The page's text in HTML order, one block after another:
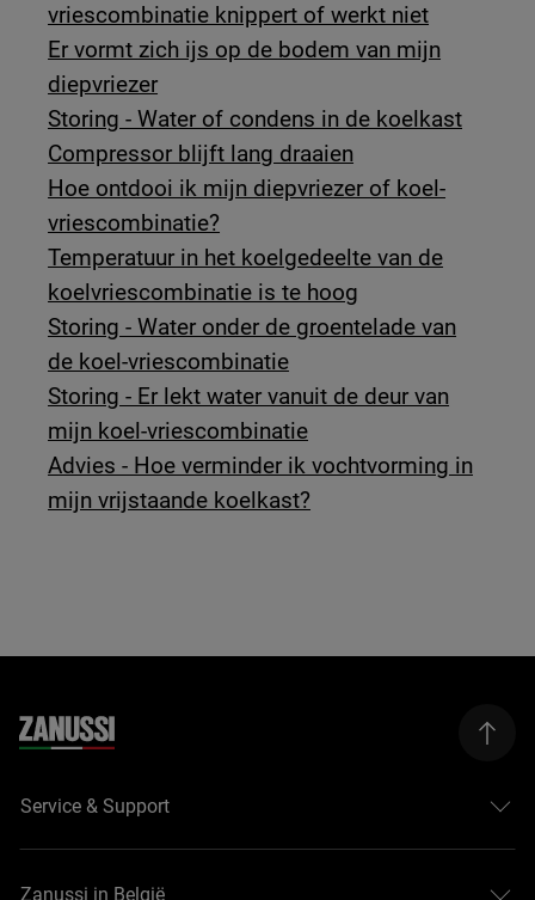
vriescombinatie knippert of werkt niet
Er vormt zich ijs op de bodem van mijn
diepvriezer
Storing - Water of condens in de koelkast
Compressor blijft lang draaien
Hoe ontdooi ik mijn diepvriezer of koel-
vriescombinatie?
Temperatuur in het koelgedeelte van de
koelvriescombinatie is te hoog
Storing - Water onder de groentelade van
de koel-vriescombinatie
Storing - Er lekt water vanuit de deur van
mijn koel-vriescombinatie
Advies - Hoe verminder ik vochtvorming in
mijn vrijstaande koelkast?
Service & Support
Zanussi in België